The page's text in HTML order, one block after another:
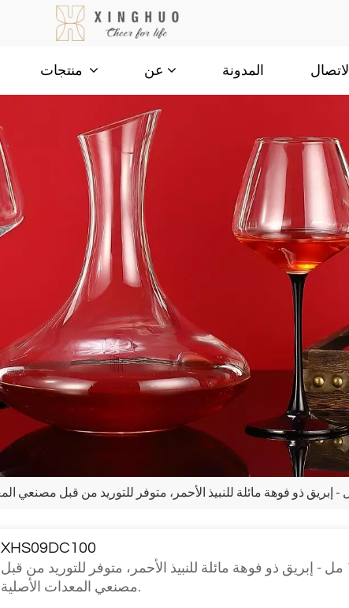
عن المدونة الاتصال
XHS09DC100
إبريق نبيذ زجاجي كريستالي سعة 1000 مل - إبريق ذو فوهة مائلة للنبيذ الأحمر، متوفر للتوريد من قبل
مصنعي المعدات الأصلية.